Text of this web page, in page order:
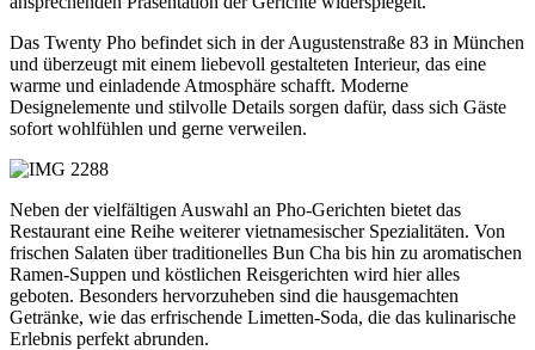
Das Twenty Pho befindet sich in der Augustenstraße 83 in München
und überzeugt mit einem liebevoll gestalteten Interieur, das eine
warme und einladende Atmosphäre schafft. Moderne
Designelemente und stilvolle Details sorgen dafür, dass sich Gäste
sofort wohlfühlen und gerne verweilen.
Neben der vielfältigen Auswahl an Pho-Gerichten bietet das
Restaurant eine Reihe weiterer vietnamesischer Spezialitäten. Von
frischen Salaten über traditionelles Bun Cha bis hin zu aromatischen
Ramen-Suppen und köstlichen Reisgerichten wird hier alles
geboten. Besonders hervorzuheben sind die hausgemachten
Getränke, wie das erfrischende Limetten-Soda, die das kulinarische
Erlebnis perfekt abrunden.